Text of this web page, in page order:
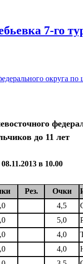
7-го
округа
до 11 лет
в 10.00
Рез. Очки
4,5
5,0
4,0
4,0